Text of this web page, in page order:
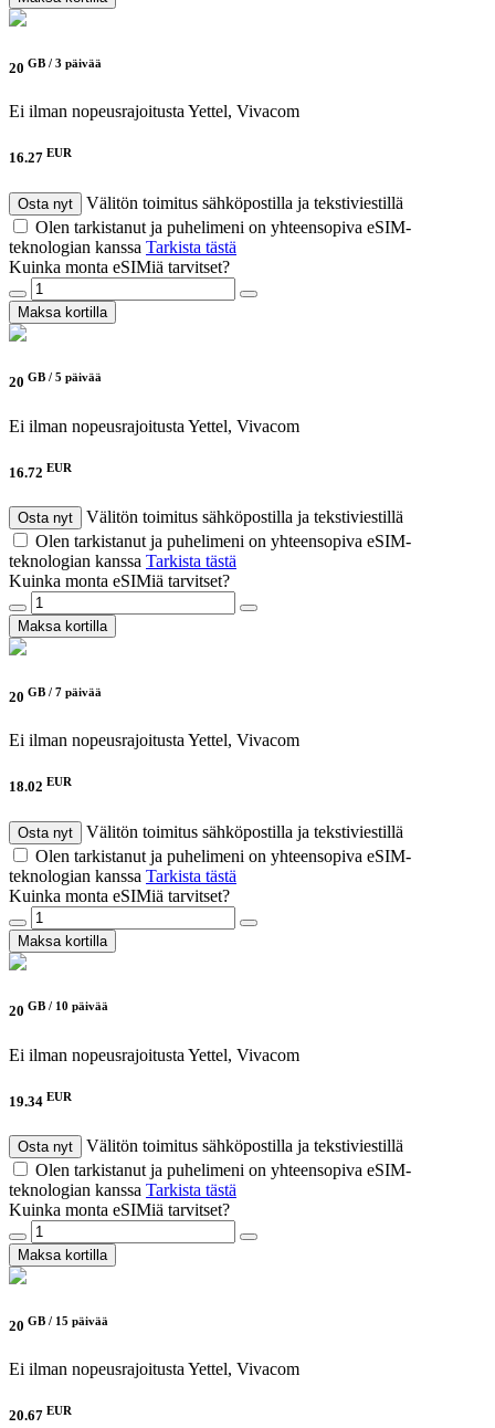
20 GB / 3 päivää
Ei ilman nopeusrajoitusta Yettel, Vivacom
16.27 EUR
Osta nyt
Välitön toimitus sähköpostilla ja tekstiviestillä
Olen tarkistanut ja puhelimeni on yhteensopiva eSIM-
teknologian kanssa Tarkista tästä
Kuinka monta eSIMiä tarvitset?
Maksa kortilla
20 GB / 5 päivää
Ei ilman nopeusrajoitusta Yettel, Vivacom
16.72 EUR
Osta nyt
Välitön toimitus sähköpostilla ja tekstiviestillä
Olen tarkistanut ja puhelimeni on yhteensopiva eSIM-
teknologian kanssa Tarkista tästä
Kuinka monta eSIMiä tarvitset?
Maksa kortilla
20 GB / 7 päivää
Ei ilman nopeusrajoitusta Yettel, Vivacom
18.02 EUR
Osta nyt
Välitön toimitus sähköpostilla ja tekstiviestillä
Olen tarkistanut ja puhelimeni on yhteensopiva eSIM-
teknologian kanssa Tarkista tästä
Kuinka monta eSIMiä tarvitset?
Maksa kortilla
20 GB / 10 päivää
Ei ilman nopeusrajoitusta Yettel, Vivacom
19.34 EUR
Osta nyt
Välitön toimitus sähköpostilla ja tekstiviestillä
Olen tarkistanut ja puhelimeni on yhteensopiva eSIM-
teknologian kanssa Tarkista tästä
Kuinka monta eSIMiä tarvitset?
Maksa kortilla
20 GB / 15 päivää
Ei ilman nopeusrajoitusta Yettel, Vivacom
20.67 EUR